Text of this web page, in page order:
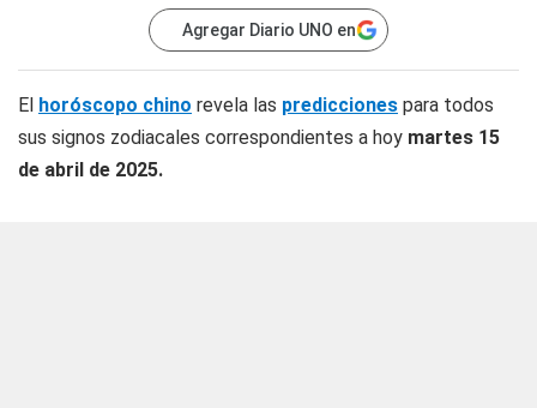
Agregar Diario UNO en
El horóscopo chino revela las predicciones para todos
sus signos zodiacales correspondientes a hoy martes 15
de abril de 2025.